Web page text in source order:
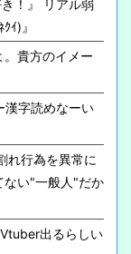
！』 リアル弱
ｲ)』
。貴方のイメー
漢字読めなーい
れ行為を異常に
ない"一般人"だか
出るらしい